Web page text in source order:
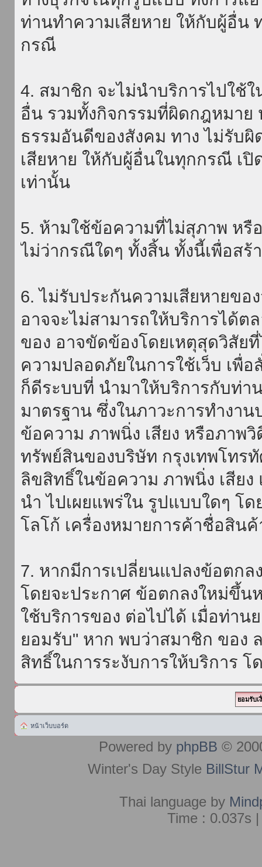
ท่านทำความเสียหาย ให้กับผู้อื่น
กรณี
4. สมาชิก จะไม่นำบริการไปใช้
อื่น รวมทั้งกิจกรรมที่ผิดกฎหมาย
ธรรมอันดีของสังคม ทาง ไม่รับ
เสียหาย ให้กับผู้อื่นในทุกกรณี เปิ
เท่านั้น
5. ห้ามใช้ข้อความที่ไม่สุภาพ หรื
ไม่ว่ากรณีใดๆ ทั้งสิ้น ทั้งนี้เพื่อสร้
6. ไม่รับประกันความเสียหายขอ
อาจจะไม่สามารถให้บริการได้ต
ของ อาจขัดข้องโดยเหตุสุดวิสัย
ความปลอดภัยในการใช้เว็บ เพื่
ก็ดีระบบที่ นำมาให้บริการกับท่
มาตรฐาน ซึ่งในภาวะการทำงา
ข้อความ ภาพนิ่ง เสียง หรือภาพ
ทรัพย์สินของบริษัท กรุงเทพโทร
ลิขสิทธิ์ในข้อความ ภาพนิ่ง เสีย
นำ ไปเผยแพร่ใน รูปแบบใดๆ โ
โลโก้ เครื่องหมายการค้าชื่อสิน
7. หากมีการเปลี่ยนแปลงข้อตกล
โดยจะประกาศ ข้อตกลงใหม่ขึ้น
ใช้บริการของ ต่อไปได้ เมื่อท่า
ยอมรับ" หาก พบว่าสมาชิก ของ
สิทธิ์ในการระงับการให้บริการ
หน้าเว็บบอร์ด
Powered by phpBB ©
Winter's Day Style BillStur
Thai language by
Time : 0.037s